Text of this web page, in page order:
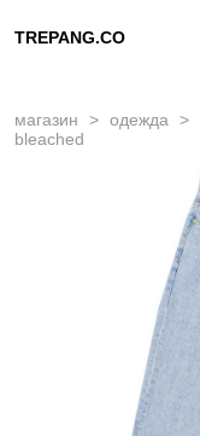
TREPANG.CO
магазин > одежда >
bleached